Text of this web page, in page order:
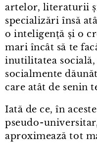
artelor, literaturii
specializări însă
o inteligență și o
mari încât să te
inutilitatea
socialmente
care atât de senin
Iată de ce, în
pseudo⁠-⁠
aproximează tot